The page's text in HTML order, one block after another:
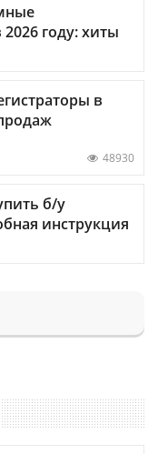
году: хиты
в
48930
б/у
инструкция